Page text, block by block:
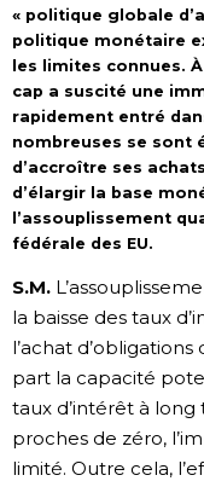
« politique globale
politique monétaire
les limites connues.
cap a suscité une
rapidement entré
nombreuses se sont
d’accroître ses
d’élargir la base
l’assouplissement
fédérale des EU.
S.M.
la baisse des taux
l’achat d’obligations
part la capacité
taux d’intérêt à long
proches de zéro,
limité. Outre cela,